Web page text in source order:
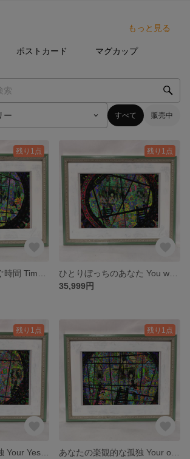
もっと見る
ポストカード マグカップ
すべて 販売中
残り1点 残り1点
35,999円
残り1点 残り1点